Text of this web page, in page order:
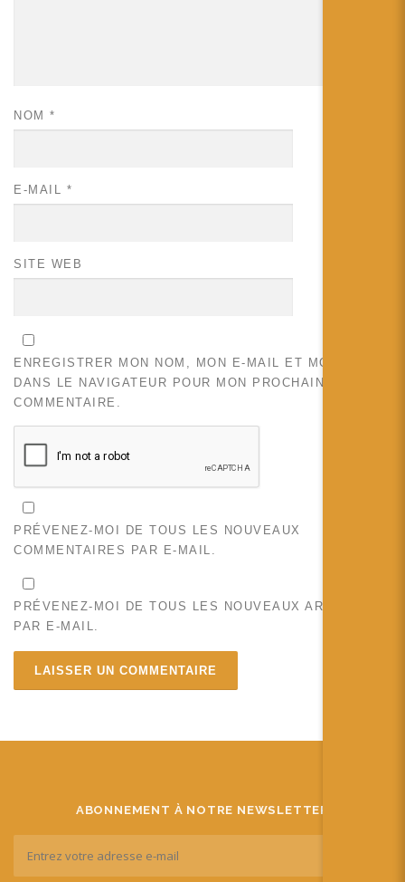
NOM *
E-MAIL *
SITE WEB
ENREGISTRER MON NOM, MON E-MAIL ET MON SITE
DANS LE NAVIGATEUR POUR MON PROCHAIN
COMMENTAIRE.
PRÉVENEZ-MOI DE TOUS LES NOUVEAUX
COMMENTAIRES PAR E-MAIL.
PRÉVENEZ-MOI DE TOUS LES NOUVEAUX ARTICLES
PAR E-MAIL.
ABONNEMENT À NOTRE NEWSLETTER